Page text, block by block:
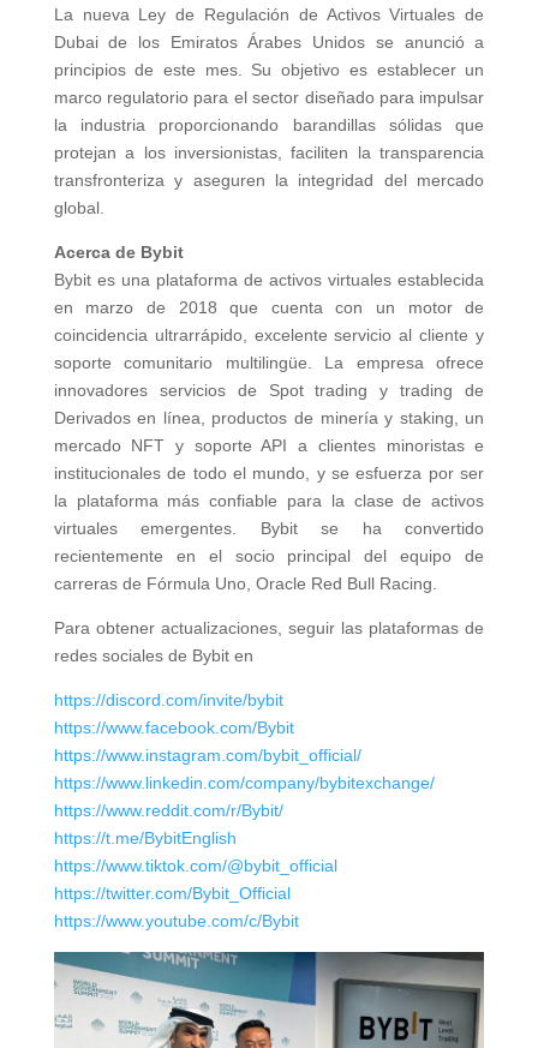
La nueva Ley de Regulación de Activos Virtuales de
Dubai de los Emiratos Árabes Unidos se anunció a
principios de este mes. Su objetivo es establecer un
marco regulatorio para el sector diseñado para impulsar
la industria proporcionando barandillas sólidas que
protejan a los inversionistas, faciliten la transparencia
transfronteriza y aseguren la integridad del mercado
global.
Acerca de Bybit
Bybit es una plataforma de activos virtuales establecida
en marzo de 2018 que cuenta con un motor de
coincidencia ultrarrápido, excelente servicio al cliente y
soporte comunitario multilingüe. La empresa ofrece
innovadores servicios de Spot trading y trading de
Derivados en línea, productos de minería y staking, un
mercado NFT y soporte API a clientes minoristas e
institucionales de todo el mundo, y se esfuerza por ser
la plataforma más confiable para la clase de activos
virtuales emergentes. Bybit se ha convertido
recientemente en el socio principal del equipo de
carreras de Fórmula Uno, Oracle Red Bull Racing.
Para obtener actualizaciones, seguir las plataformas de
redes sociales de Bybit en
https://discord.com/invite/bybit
https://www.facebook.com/Bybit
https://www.instagram.com/bybit_official/
https://www.linkedin.com/company/bybitexchange/
https://www.reddit.com/r/Bybit/
https://t.me/BybitEnglish
https://www.tiktok.com/@bybit_official
https://twitter.com/Bybit_Official
https://www.youtube.com/c/Bybit